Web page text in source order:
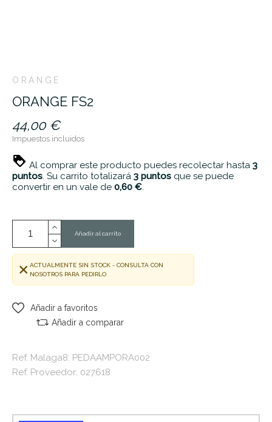
ORANGE
ORANGE FS2
44,00 €
Impuestos incluidos
Al comprar este producto puedes recolectar hasta 3
puntos. Su carrito totalizará 3 puntos que se puede
convertir en un vale de 0,60 €.
Añadir al carrito
ACTUALMENTE SIN STOCK - CONSULTA CON
NOSOTROS PARA PEDIRLO
Añadir a favoritos
Añadir a comparar
Ref. Malaga8: PEDAAMPORA002
Ref. Proveedor: 027618